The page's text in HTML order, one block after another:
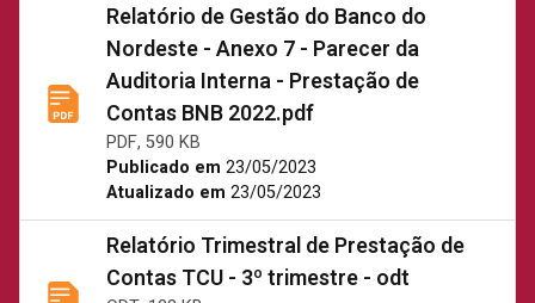
Relatório de Gestão do Banco do
Nordeste - Anexo 7 - Parecer da
Auditoria Interna - Prestação de
Contas BNB 2022.pdf
PDF, 590 KB
Publicado em 23/05/2023
Atualizado em 23/05/2023
Relatório Trimestral de Prestação de
Contas TCU - 3º trimestre - odt